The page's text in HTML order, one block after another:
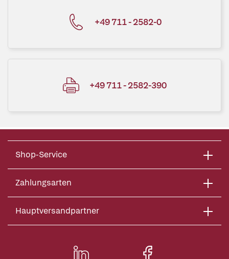
+49 711 - 2582-0
+49 711 - 2582-390
Shop-Service
Zahlungsarten
Hauptversandpartner